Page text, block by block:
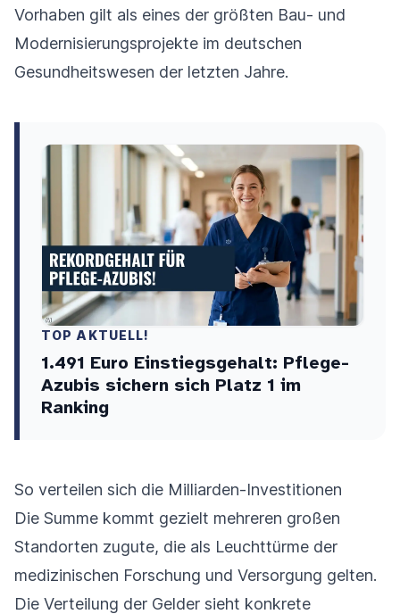
Vorhaben gilt als eines der größten Bau- und
Modernisierungsprojekte im deutschen
Gesundheitswesen der letzten Jahre.
TOP AKTUELL!
1.491 Euro Einstiegsgehalt: Pflege-
Azubis sichern sich Platz 1 im
Ranking
So verteilen sich die Milliarden-Investitionen
Die Summe kommt gezielt mehreren großen
Standorten zugute, die als Leuchttürme der
medizinischen Forschung und Versorgung gelten.
Die Verteilung der Gelder sieht konkrete